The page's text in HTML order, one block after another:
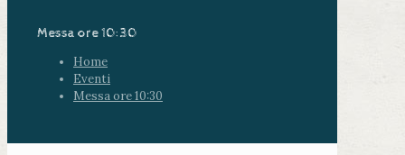
Messa ore 10:30
Home
Eventi
Messa ore 10:30